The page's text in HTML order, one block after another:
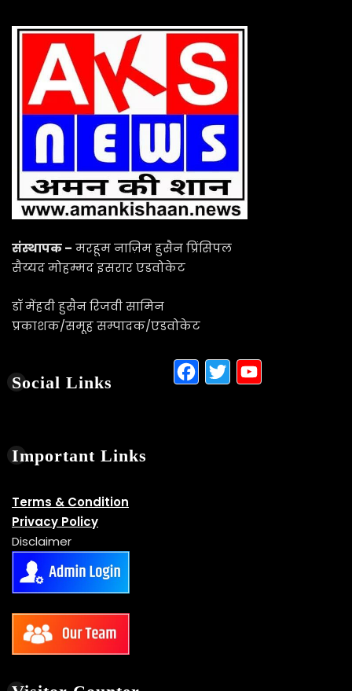
संस्थापक – मरहूम नाज़िम हुसैन प्रिंसिपल
सैय्यद मोहम्मद इसरार एडवोकेट
डॉ मेंहदी हुसैन रिजवी सामिन
प्रकाशक/समूह सम्पादक/एडवोकेट
Social Links Facebook
Twitter
Important Links
Terms & Condition
Privacy Policy
Disclaimer